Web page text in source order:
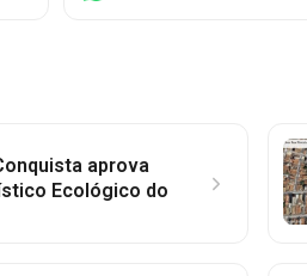
aprova
Ecológico do